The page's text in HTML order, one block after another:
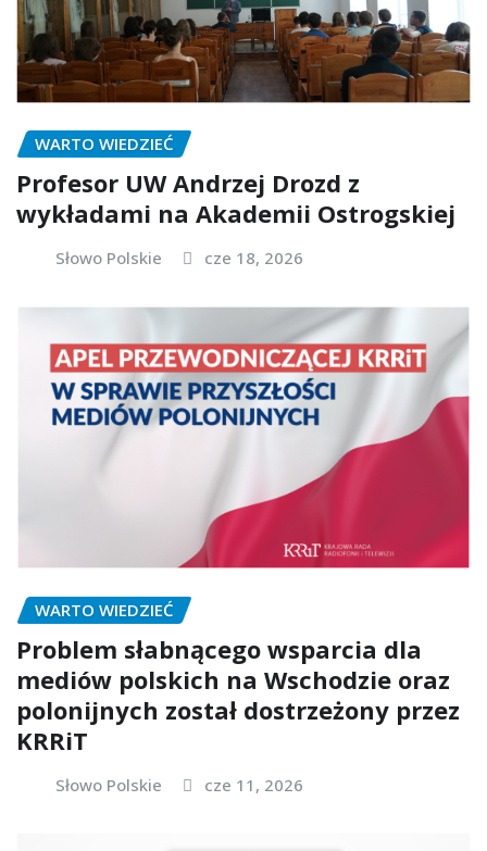
WARTO WIEDZIEĆ
Profesor UW Andrzej Drozd z
wykładami na Akademii Ostrogskiej
Słowo Polskie cze 18, 2026
WARTO WIEDZIEĆ
Problem słabnącego wsparcia dla
mediów polskich na Wschodzie oraz
polonijnych został dostrzeżony przez
KRRiT
Słowo Polskie cze 11, 2026